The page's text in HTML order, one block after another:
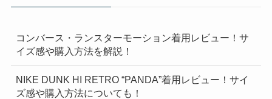
コンバース・ランスターモーション着用レビュー！サ
イズ感や購入方法を解説！
NIKE DUNK HI RETRO “PANDA”着用レビュー！サイ
ズ感や購入方法についても！